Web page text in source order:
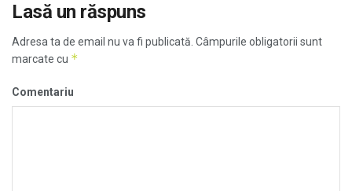
Lasă un răspuns
Adresa ta de email nu va fi publicată. Câmpurile obligatorii sunt
marcate cu *
Comentariu